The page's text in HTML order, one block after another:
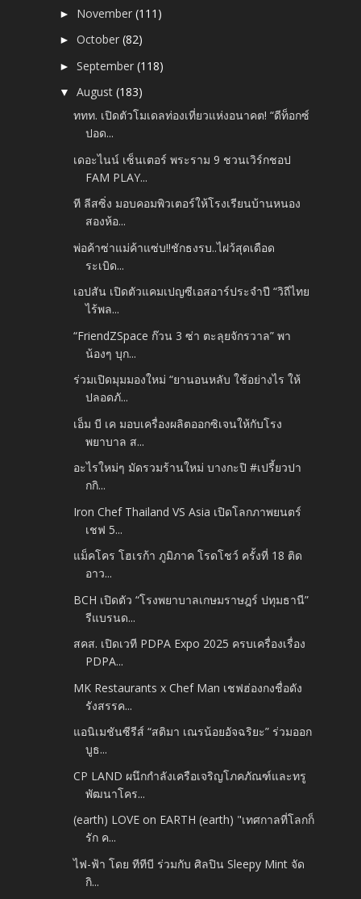
► November(111)
►October(82)
►September(118)
▼August(183)
ททท. เปิดตัวโมเดลท่องเที่ยวแห่งอนาคต! “ดีท็อกซ์
ปอด...
เดอะไนน์ เซ็นเตอร์ พระราม 9 ชวนเวิร์กชอป
FAM PLAY...
ที ลีสซิ่ง มอบคอมพิวเตอร์ให้โรงเรียนบ้านหนอง
สองห้อ...
พ่อค้าซ่าแม่ค้าแซ่บ!!ชักธงรบ..ไฝว้สุดเดือด
ระเบิด...
เอปสัน เปิดตัวแคมเปญซีเอสอาร์ประจำปี “วิถีไทย
ไร้พล...
“FriendZSpace ก๊วน 3 ซ่า ตะลุยจักรวาล” พา
น้องๆ บุก...
ร่วมเปิดมุมมองใหม่ “ยานอนหลับ ใช้อย่างไร ให้
ปลอดภั...
เอ็ม บี เค มอบเครื่องผลิตออกซิเจนให้กับโรง
พยาบาล ส...
อะไรใหม่ๆ มัดรวมร้านใหม่ บางกะปิ #เปรี้ยวปา
กกิ...
Iron Chef Thailand VS Asia เปิดโลกภาพยนตร์
เชฟ 5...
แม็คโคร โฮเรก้า ภูมิภาค โรดโชว์ ครั้งที่ 18 ติด
อาว...
BCH เปิดตัว “โรงพยาบาลเกษมราษฎร์ ปทุมธานี”
รีแบรนด...
สคส. เปิดเวที PDPA Expo 2025 ครบเครื่องเรื่อง
PDPA...
MK Restaurants x Chef Man เชฟฮ่องกงชื่อดัง
รังสรรค...
แอนิเมชันซีรีส์ “สติมา เณรน้อยอัจฉริยะ” ร่วมออก
บูธ...
CP LAND ผนึกกำลังเครือเจริญโภคภัณฑ์และทรู
พัฒนาโคร...
(earth) LOVE on EARTH (earth) "เทศกาลที่โลกก็
รัก ค...
ไฟ-ฟ้า โดย ทีทีบี ร่วมกับ ศิลปิน Sleepy Mint จัด
กิ...